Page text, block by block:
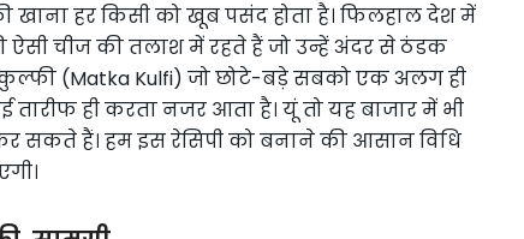
हर किसी को खूब पसंद होता है। फिलहाल देश में
चीज की तलाश में रहते हैं जो उन्हें अंदर से ठंडक
कुल्फी (Matka Kulfi) जो छोटे-बड़े सबको एक अलग ही
ही करता नजर आता है। यूं तो यह बाजार में भी
सकते हैं। हम इस रेसिपी को बनाने की आसान विधि